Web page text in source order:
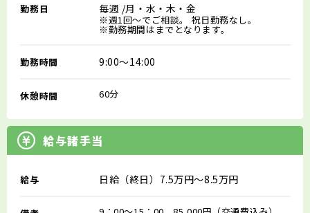
勤務日 毎週 /月・水・木・金
※週1回～でご相談。 祝日勤務なし。
※勤務期間はまでとなります。
勤務時間 9:00～14:00
休憩時間 60分
給与諸手当
給与 日給（終日）7.5万円～8.5万円